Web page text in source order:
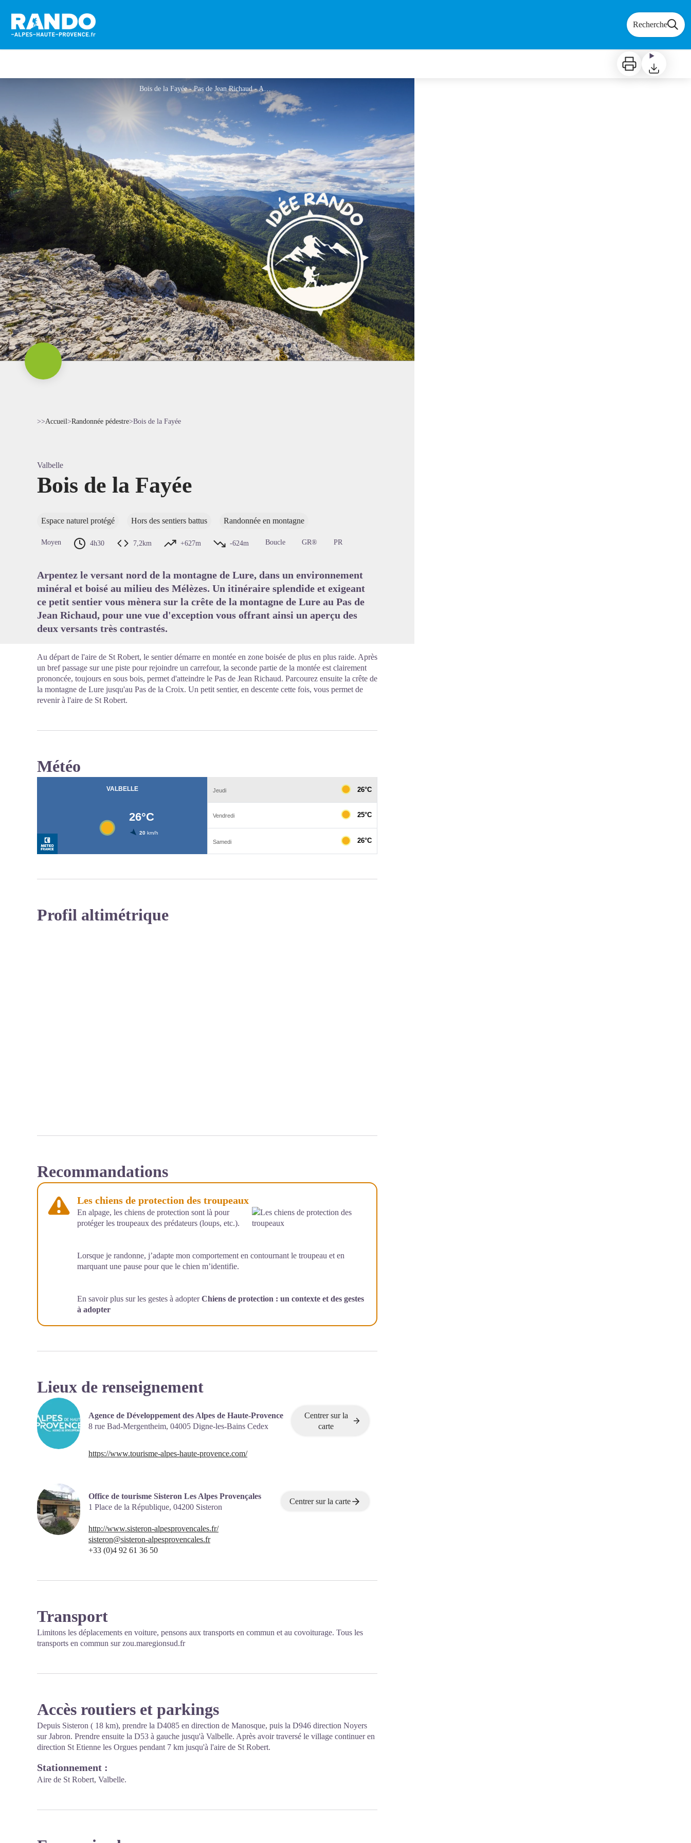
Recherche
Imprimer Télécharger
Bois de la Fayée - Pas de Jean Richaud - AD04
>>Accueil>Randonnée pédestre>Bois de la Fayée
Valbelle
Bois de la Fayée
Espace naturel protégé Hors des sentiers battus Randonnée en montagne
Moyen 4h30 7,2km +627m -624m Boucle GR® PR
Arpentez le versant nord de la montagne de Lure, dans un environnement
minéral et boisé au milieu des Mélèzes. Un itinéraire splendide et exigeant
ce petit sentier vous mènera sur la crête de la montagne de Lure au Pas de
Jean Richaud, pour une vue d'exception vous offrant ainsi un aperçu des
deux versants très contrastés.
Au départ de l'aire de St Robert, le sentier démarre en montée en zone boisée de plus en plus raide. Après
un bref passage sur une piste pour rejoindre un carrefour, la seconde partie de la montée est clairement
prononcée, toujours en sous bois, permet d'atteindre le Pas de Jean Richaud. Parcourez ensuite la crête de
la montagne de Lure jusqu'au Pas de la Croix. Un petit sentier, en descente cette fois, vous permet de
revenir à l'aire de St Robert.
Météo
Profil altimétrique
Recommandations
Les chiens de protection des troupeaux
En alpage, les chiens de protection sont là pour
protéger les troupeaux des prédateurs (loups, etc.).
Lorsque je randonne, j’adapte mon comportement en contournant le troupeau et en
marquant une pause pour que le chien m’identifie.
En savoir plus sur les gestes à adopterChiens de protection : un contexte et des gestes
à adopter
Lieux de renseignement
Agence de Développement des Alpes de Haute-Provence
8 rue Bad-Mergentheim, 04005 Digne-les-Bains Cedex
Centrer sur la
carte
https://www.tourisme-alpes-haute-provence.com/
Office de tourisme Sisteron Les Alpes Provençales
1 Place de la République, 04200 Sisteron
Centrer sur la carte
http://www.sisteron-alpesprovencales.fr/
sisteron@sisteron-alpesprovencales.fr
+33 (0)4 92 61 36 50
Transport
Limitons les déplacements en voiture, pensons aux transports en commun et au covoiturage. Tous les
transports en commun surzou.maregionsud.fr
Accès routiers et parkings
Depuis Sisteron ( 18 km), prendre la D4085 en direction de Manosque, puis la D946 direction Noyers
sur Jabron. Prendre ensuite la D53 à gauche jusqu'à Valbelle. Après avoir traversé le village continuer en
direction St Etienne les Orgues pendant 7 km jusqu'à l'aire de St Robert.
Stationnement :
Aire de St Robert, Valbelle.